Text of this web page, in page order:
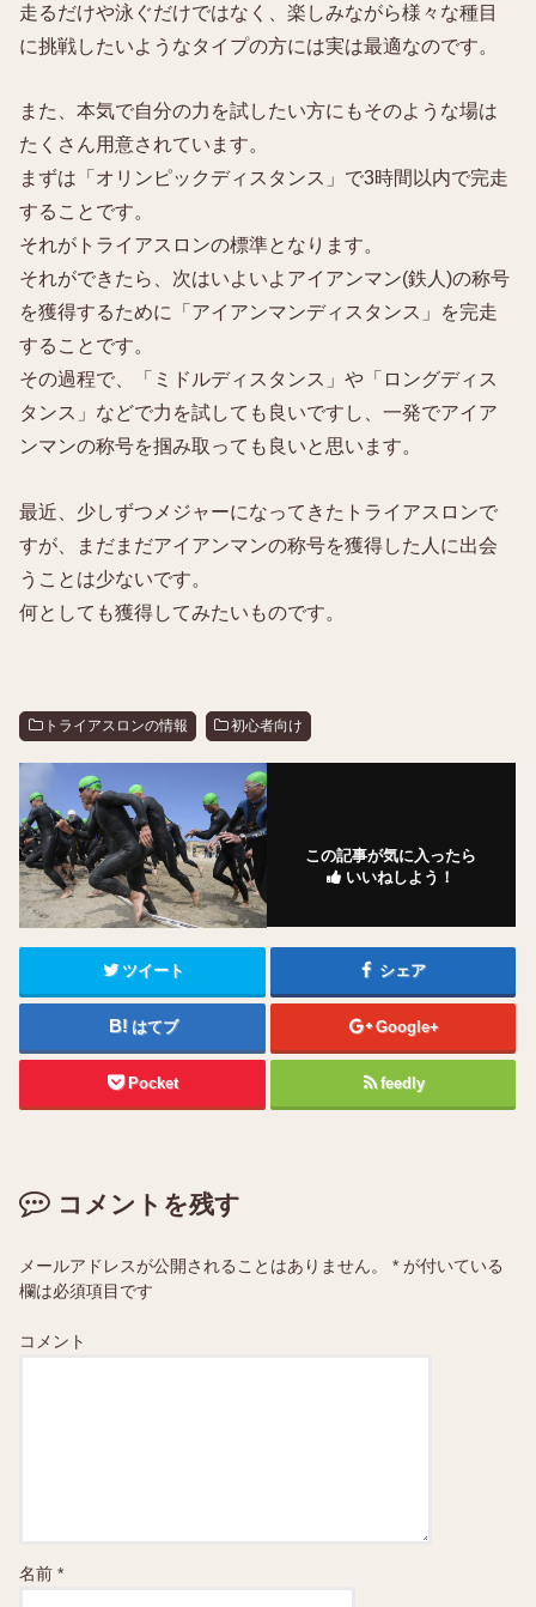
走るだけや泳ぐだけではなく、楽しみながら様々な種目
に挑戦したいようなタイプの方には実は最適なのです。
また、本気で自分の力を試したい方にもそのような場は
たくさん用意されています。
まずは「オリンピックディスタンス」で3時間以内で完走
することです。
それがトライアスロンの標準となります。
それができたら、次はいよいよアイアンマン(鉄人)の称号
を獲得するために「アイアンマンディスタンス」を完走
することです。
その過程で、「ミドルディスタンス」や「ロングディス
タンス」などで力を試しても良いですし、一発でアイア
ンマンの称号を掴み取っても良いと思います。
最近、少しずつメジャーになってきたトライアスロンで
すが、まだまだアイアンマンの称号を獲得した人に出会
うことは少ないです。
何としても獲得してみたいものです。
トライアスロンの情報 初心者向け
この記事が気に入ったら
いいねしよう！
ツイート シェア
はてブ Google+
Pocket feedly
コメントを残す
メールアドレスが公開されることはありません。 * が付いている
欄は必須項目です
コメント
名前*